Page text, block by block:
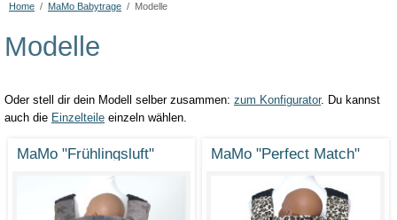
Home / MaMo Babytrage / Modelle
Modelle
Oder stell dir dein Modell selber zusammen: zum Konfigurator. Du kannst
auch die Einzelteile einzeln wählen.
MaMo "Frühlingsluft" MaMo "Perfect Match"